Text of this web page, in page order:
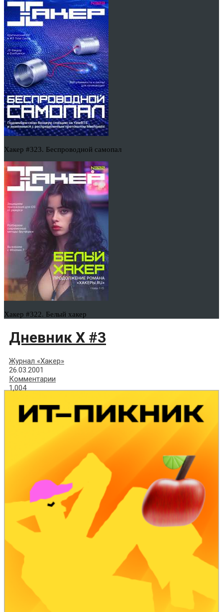
Хакер #323. Беспроводной самопал
Хакер #322. Белый хакер
Дневник Х #3
Журнал «Хакер»
26.03.2001
Комментарии
1,004